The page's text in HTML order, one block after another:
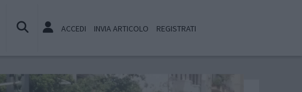
ACCEDI INVIA ARTICOLO REGISTRATI